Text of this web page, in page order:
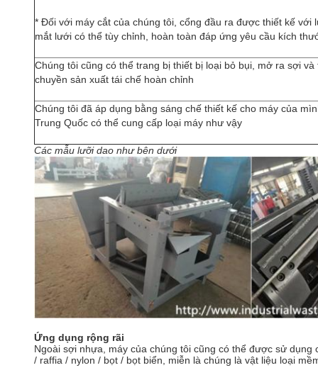
* Đối với máy cắt của chúng tôi, cổng đầu ra được thiết kế
mắt lưới có thể tùy chỉnh, hoàn toàn đáp ứng yêu cầu kích
Chúng tôi cũng có thể trang bị thiết bị loại bỏ bụi, mở ra sợi
chuyền sản xuất tái chế hoàn chỉnh
Chúng tôi đã áp dụng bằng sáng chế thiết kế cho máy của
Trung Quốc có thể cung cấp loại máy như vậy
Các mẫu lưỡi dao như bên dưới
Ứng dụng rộng rãi
Ngoài sợi nhựa, máy của chúng tôi cũng có thể được sử
/ raffia / nylon / bọt / bọt biển, miễn là chúng là vật liệu loại